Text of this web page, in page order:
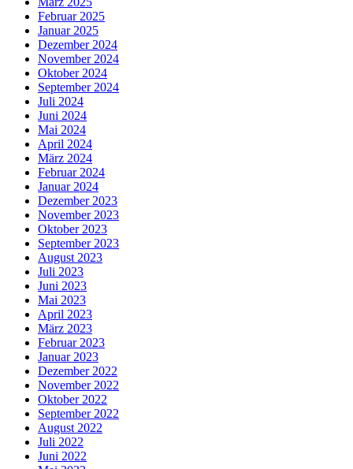
Februar 2025
Januar 2025
Dezember 2024
November 2024
Oktober 2024
September 2024
Juli 2024
Juni 2024
Mai 2024
April 2024
März 2024
Februar 2024
Januar 2024
Dezember 2023
November 2023
Oktober 2023
September 2023
August 2023
Juli 2023
Juni 2023
Mai 2023
April 2023
März 2023
Februar 2023
Januar 2023
Dezember 2022
November 2022
Oktober 2022
September 2022
August 2022
Juli 2022
Juni 2022